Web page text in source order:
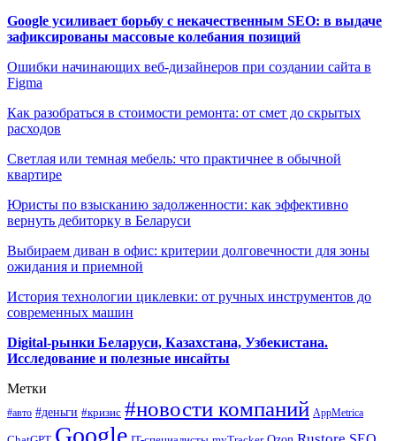
Google усиливает борьбу с некачественным SEO: в выдаче
зафиксированы массовые колебания позиций
Ошибки начинающих веб-дизайнеров при создании сайта в
Figma
Как разобраться в стоимости ремонта: от смет до скрытых
расходов
Светлая или темная мебель: что практичнее в обычной
квартире
Юристы по взысканию задолженности: как эффективно
вернуть дебиторку в Беларуси
Выбираем диван в офис: критерии долговечности для зоны
ожидания и приемной
История технологии циклевки: от ручных инструментов до
современных машин
Digital-рынки Беларуси, Казахстана, Узбекистана.
Исследование и полезные инсайты
Метки
#авто #деньги #кризис #новости компаний AppMetrica
Google